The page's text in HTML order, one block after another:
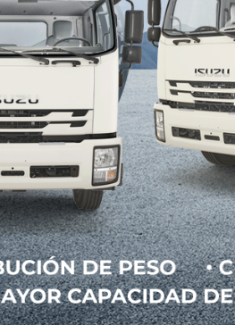
lo que se refiere a las cifras
se produjeron
el mismo periodo de
un total de
Al respecto Miguel
debe a un aumento en la
mes de marzo desde el
Hoy sin embargo,
y exportamos a
para que la población
ambiente y más